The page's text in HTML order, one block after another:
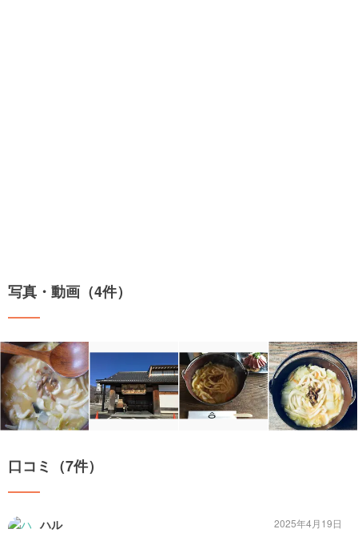
写真・動画（4件）
口コミ（7件）
ハル
2025年4月19日